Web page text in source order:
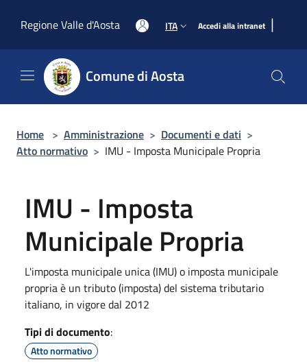
Regione Valle d'Aosta
ITA Accedi alla intranet |
Comune di Aosta
Home > Amministrazione > Documenti e dati >
Atto normativo > IMU - Imposta Municipale Propria
IMU - Imposta
Municipale Propria
L'imposta municipale unica (IMU) o imposta municipale
propria è un tributo (imposta) del sistema tributario
italiano, in vigore dal 2012
Tipi di documento:
Atto normativo